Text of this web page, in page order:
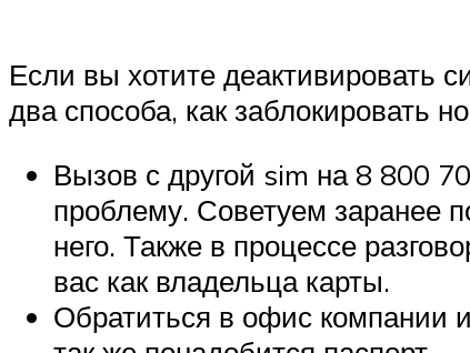
Если вы хотите деактивировать
два способа, как заблокировать
Вызов с другой sim на 8 800
проблему. Советуем заранее
него. Также в процессе
вас как владельца карты.
Обратиться в офис компании